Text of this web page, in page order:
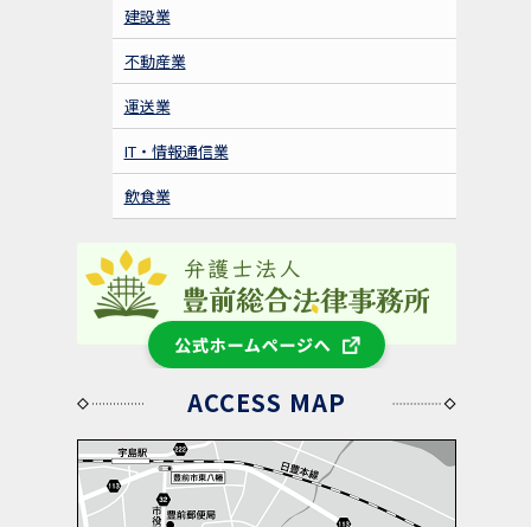
建設業
不動産業
運送業
IT・情報通信業
飲食業
公式ホームページへ
ACCESS MAP